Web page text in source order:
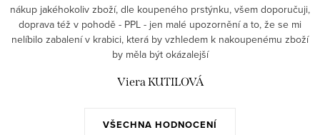
VŠECHNA HODNOCENÍ
nákup jakéhokoliv zboží, dle koupeného prstýnku, všem doporučuji,
doprava též v pohodě - PPL - jen malé upozornění a to, že se mi
nelíbilo zabalení v krabici, která by vzhledem k nakoupenému zboží
by měla být okázalejší
Viera KUTILOVÁ